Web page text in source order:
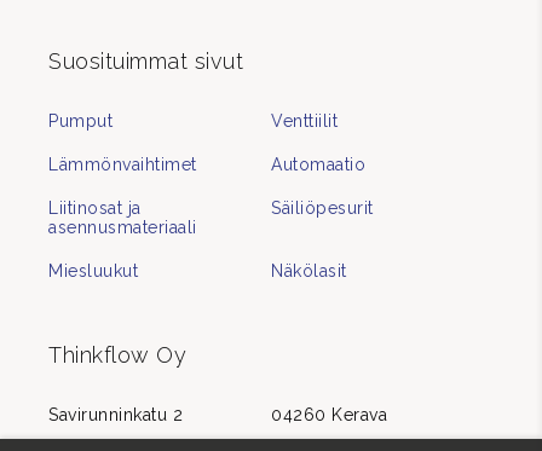
Suosituimmat sivut
Pumput Venttiilit
Lämmönvaihtimet Automaatio
Liitinosat ja
asennusmateriaali
Säiliöpesurit
Miesluukut Näkölasit
Thinkflow Oy
Savirunninkatu 2 04260 Kerava